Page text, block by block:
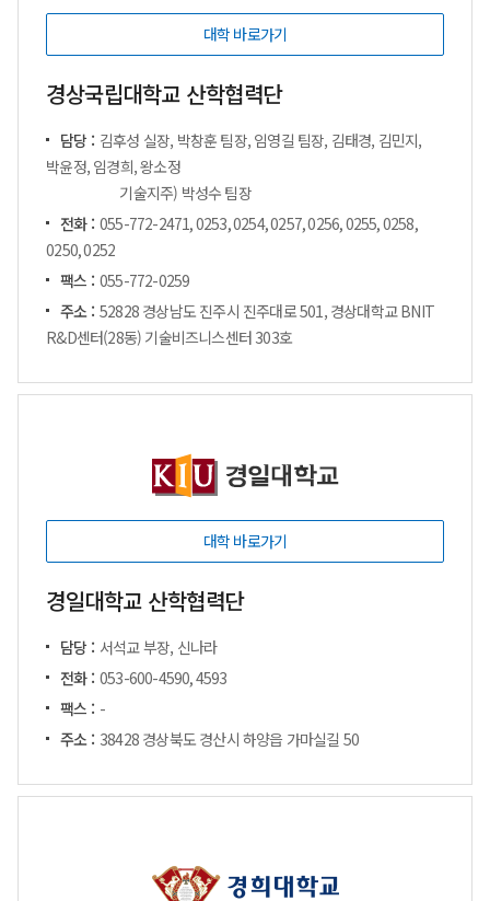
대학 바로가기
경상국립대학교 산학협력단
담당 : 김후성 실장, 박창훈 팀장, 임영길 팀장, 김태경, 김민지,
박윤정, 임경희, 왕소정
기술지주) 박성수 팀장
전화 : 055-772-2471, 0253, 0254, 0257, 0256, 0255, 0258,
0250, 0252
팩스 : 055-772-0259
주소 : 52828 경상남도 진주시 진주대로 501, 경상대학교 BNIT
R&D센터(28동) 기술비즈니스센터 303호
대학 바로가기
경일대학교 산학협력단
담당 : 서석교 부장, 신나라
전화 : 053-600-4590, 4593
팩스 : -
주소 : 38428 경상북도 경산시 하양읍 가마실길 50